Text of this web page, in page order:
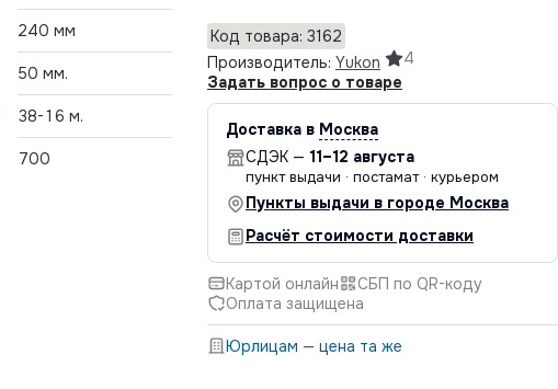
240 мм
50 мм.
38-16 м.
700
Код товара: 3162
Производитель: Yukon
4
Задать вопрос о товаре
Доставка в Москва
СДЭК — 11–12 августа
пункт выдачи · постамат · курьером
Пункты выдачи в городе Москва
Расчёт стоимости доставки
Картой онлайн
СБП по QR-коду
Оплата защищена
Юрлицам — цена та же